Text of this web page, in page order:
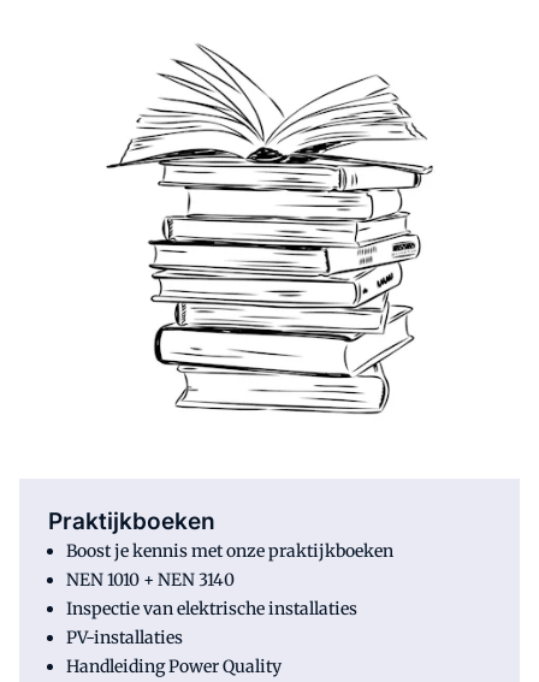
Praktijkboeken
Boost je kennis met onze praktijkboeken
NEN 1010 + NEN 3140
Inspectie van elektrische installaties
PV-installaties
Handleiding Power Quality